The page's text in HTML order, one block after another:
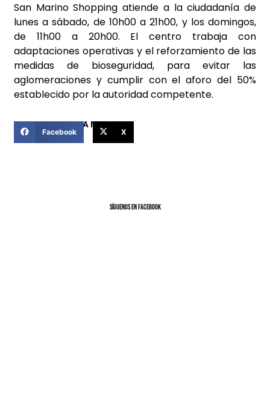
San Marino Shopping atiende a la ciudadanía de
lunes a sábado, de 10h00 a 21h00, y los domingos,
de 11h00 a 20h00. El centro trabaja con
adaptaciones operativas y el reforzamiento de las
medidas de bioseguridad, para evitar las
aglomeraciones y cumplir con el aforo del 50%
establecido por la autoridad competente.
COMPARTIR ESTA NOTICIA
Facebook X
SíGUENOS EN FACEBOOK